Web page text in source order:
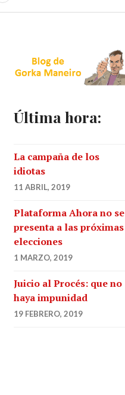
Última hora:
La campaña de los
idiotas
11 ABRIL, 2019
Plataforma Ahora no se
presenta a las próximas
elecciones
1 MARZO, 2019
Juicio al Procés: que no
haya impunidad
19 FEBRERO, 2019